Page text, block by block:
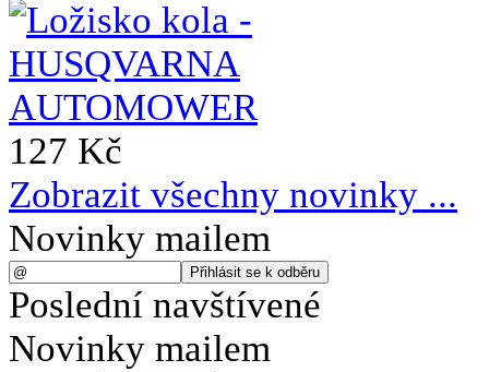
127 Kč
Zobrazit všechny novinky ...
Novinky mailem
Poslední navštívené
Novinky mailem